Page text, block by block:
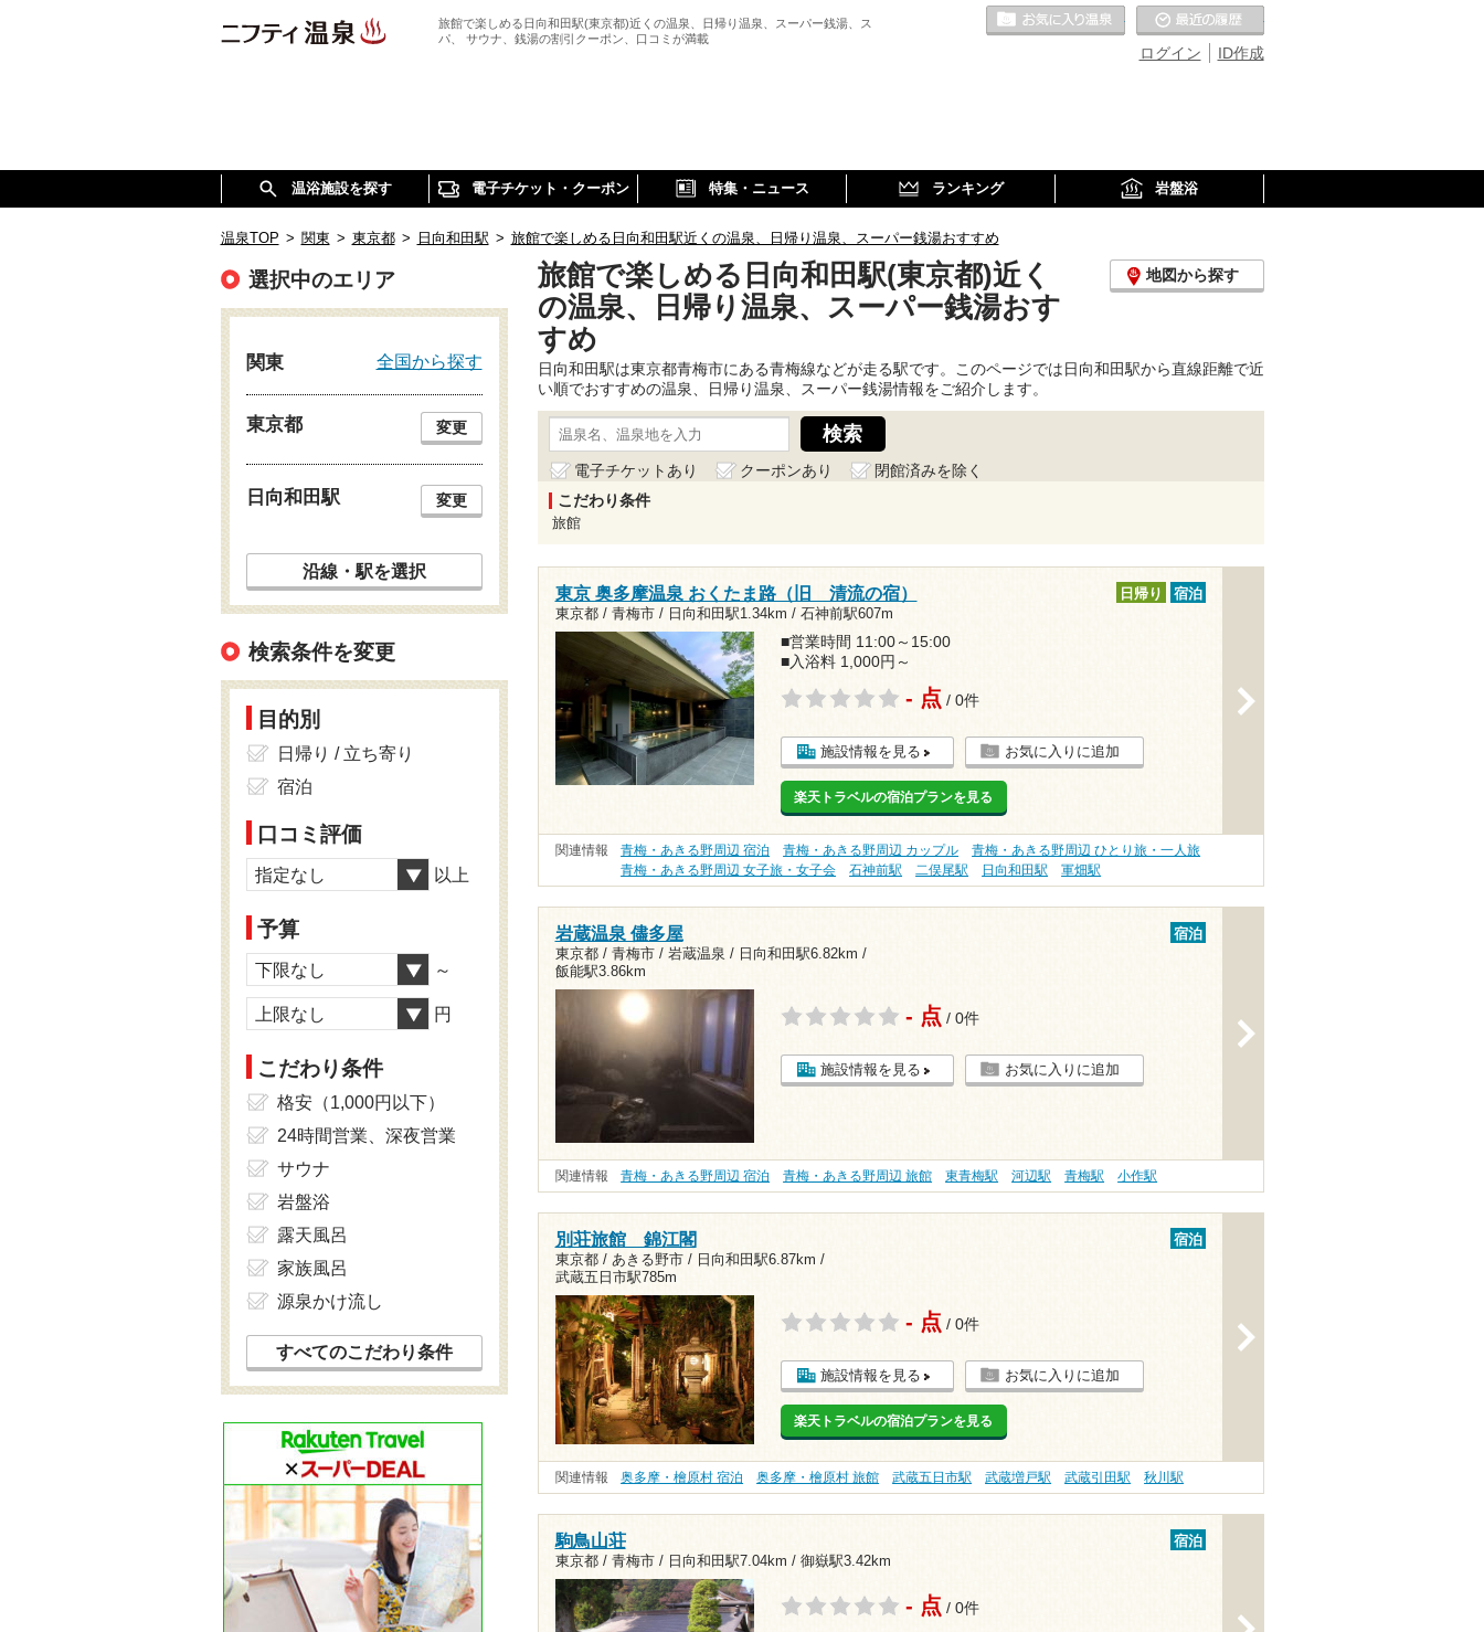
旅館で楽しめる日向和田駅(東京都)近くの温泉、日帰り温泉、スーパー銭湯、ス
パ、 サウナ、銭湯の割引クーポン、口コミが満載
ID作成
ログイン
お気に入りの温泉
温浴施設を探す 電子チケット・クーポン 特集・ニュース ランキング 岩盤浴
温泉TOP > 関東 > 東京都 > 日向和田駅 > 旅館で楽しめる日向和田駅近くの温泉、日帰り温泉、スーパー銭湯おすすめ
旅館で楽しめる日向和田駅(東京都)近く
の温泉、日帰り温泉、スーパー銭湯おす
すめ
地図から探す
日向和田駅は東京都青梅市にある青梅線などが走る駅です。このページでは日向和田駅から直線距離で近
い順でおすすめの温泉、日帰り温泉、スーパー銭湯情報をご紹介します。
電子チケットあり クーポンあり
閉館済みを除く
こだわり条件
旅館
東京 奥多摩温泉 おくたま路（旧 清流の宿）
東京都 / 青梅市 / 日向和田駅1.34km / 石神前駅607m
日帰り 宿泊
■営業時間 11:00～15:00
■入浴料 1,000円～
- 点 / 0件
施設情報を見る お気に入りに追加
楽天トラベルの宿泊プランを見る
関連情報 青梅・あきる野周辺 宿泊 青梅・あきる野周辺 カップル
青梅・あきる野周辺 ひとり旅・一人旅
青梅・あきる野周辺 女子旅・女子会
石神前駅 二俣尾駅 日向和田駅 軍畑駅
岩蔵温泉 儘多屋
東京都 / 青梅市 / 岩蔵温泉 / 日向和田駅6.82km /
飯能駅3.86km
宿泊
- 点 / 0件
施設情報を見る お気に入りに追加
関連情報 青梅・あきる野周辺 宿泊 青梅・あきる野周辺 旅館 東青梅駅 河辺駅 青梅駅 小作駅
別荘旅館 錦江閣
東京都 / あきる野市 / 日向和田駅6.87km /
武蔵五日市駅785m
宿泊
- 点 / 0件
施設情報を見る お気に入りに追加
楽天トラベルの宿泊プランを見る
関連情報 奥多摩・檜原村 宿泊 奥多摩・檜原村 旅館 武蔵五日市駅 武蔵増戸駅 武蔵引田駅 秋川駅
駒鳥山荘
東京都 / 青梅市 / 日向和田駅7.04km / 御嶽駅3.42km
宿泊
- 点 / 0件
選択中のエリア
関東 全国から探す
東京都 変更
日向和田駅 変更
沿線・駅を選択
検索条件を変更
目的別
日帰り / 立ち寄り
宿泊
口コミ評価
指定なし 以上
予算
下限なし ～
上限なし 円
こだわり条件
格安（1,000円以下）
24時間営業、深夜営業
サウナ
岩盤浴
露天風呂
家族風呂
源泉かけ流し
すべてのこだわり条件